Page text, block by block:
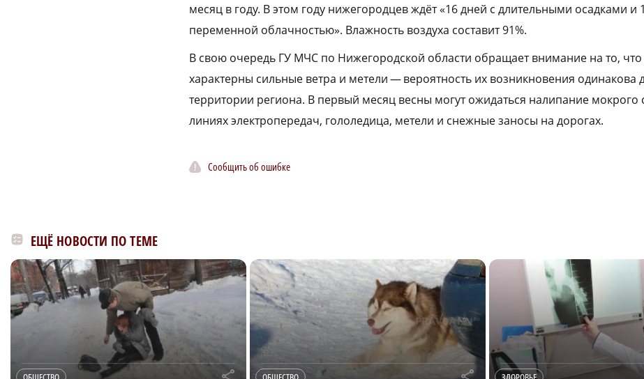
месяц в году. В этом году нижегородцев ждёт «16 дней с длительными осадками и
переменной облачностью». Влажность воздуха составит 91%.
В свою очередь ГУ МЧС по Нижегородской области обращает внимание на то, что
характерны сильные ветра и метели — вероятность их возникновения одинакова
территории региона. В первый месяц весны могут ожидаться налипание мокрого
линиях электропередач, гололедица, метели и снежные заносы на дорогах.
Сообщить об ошибке
ЕЩЁ НОВОСТИ ПО ТЕМЕ
r r